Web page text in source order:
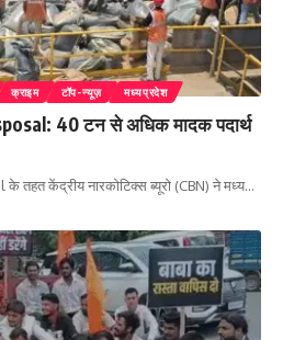
क्राइम टॉप-न्यूज़ मध्यप्रदेश
40 टन से अधिक मादक पदार्थ
केंद्रीय नारकोटिक्स ब्यूरो (CBN) ने मध्य…